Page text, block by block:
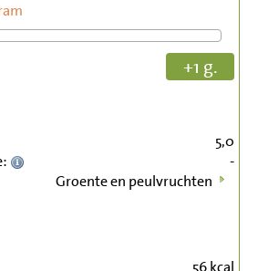
+1 g.
5,0
-
Groente en peulvruchten
56kcal